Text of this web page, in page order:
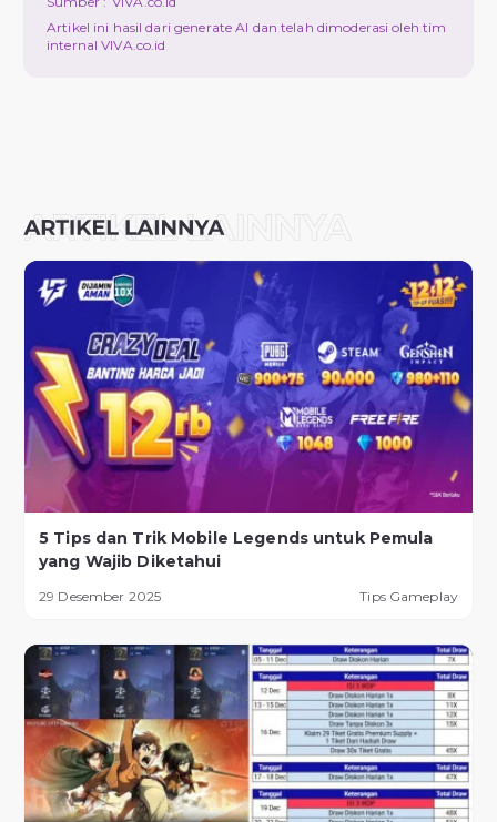
Artikel ini hasil dari generate AI dan telah dimoderasi oleh tim
internal VIVA.co.id
5 Tips dan Trik Mobile Legends untuk Pemula
yang Wajib Diketahui
29 Desember 2025 Tips Gameplay